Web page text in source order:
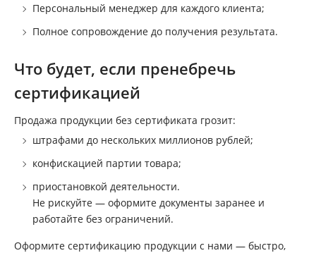
Персональный менеджер для каждого клиента;
Полное сопровождение до получения результата.
Что будет, если пренебречь
сертификацией
Продажа продукции без сертификата грозит:
штрафами до нескольких миллионов рублей;
конфискацией партии товара;
приостановкой деятельности.
Не рискуйте — оформите документы заранее и
работайте без ограничений.
Оформите сертификацию продукции с нами — быстро,